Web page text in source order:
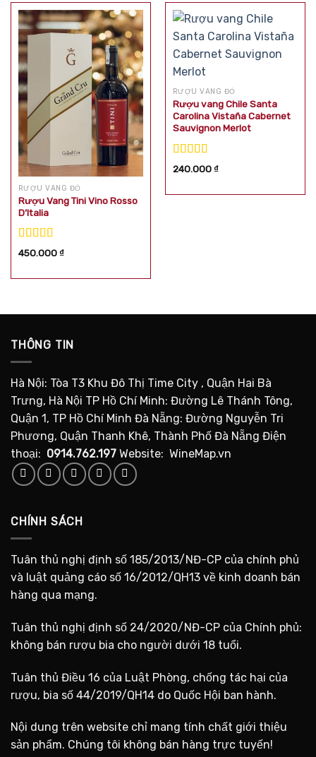
RƯỢU VANG ĐỎ
Rượu Vang Tini Vino Rosso
D’Italia
Được xếp
450.000₫
RƯỢU VANG ĐỎ
Rượu vang Chile Santa
Carolina Vistaña Cabernet
Sauvignon Merlot
Được xếp
240.000₫
THÔNG TIN
Hà Nội: Tòa T3 Khu Đô Thị Time City , Quận Hai Bà
Trưng, Hà Nội TP Hồ Chí Minh: Đường Lê Thánh Tông,
Quận 1, TP Hồ Chí Minh Đà Nẵng: Đường Nguyễn Tri
Phương, Quận Thanh Khê, Thành Phố Đà Nẵng Điện
thoại: 0914.762.197 Website: WineMap.vn
CHÍNH SÁCH
Tuân thủ nghị định số 185/2013/NĐ-CP của chính phủ
và luật quảng cáo số 16/2012/QH13 về kinh doanh bán
hàng qua mạng.
Tuân thủ nghị định số 24/2020/NĐ-CP của Chính phủ:
không bán rượu bia cho người dưới 18 tuổi.
Tuân thủ Điều 16 của Luật Phòng, chống tác hại của
rượu, bia số 44/2019/QH14 do Quốc Hội ban hành.
Nội dung trên website chỉ mang tính chất giới thiệu
sản phẩm. Chúng tôi không bán hàng trực tuyến!